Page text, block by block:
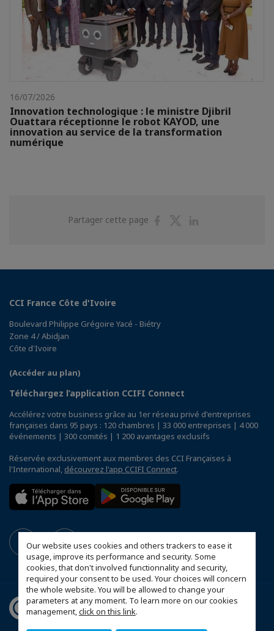
Our website uses cookies and others trackers to ease it
usage, improve its performance and security. Some
cookies, that don't involved functionnality and security,
required your consent to be used. Your choices will concern
the whole website. You will be allowed to change your
parameters at any moment. To learn more on our cookies
management,click on this link.
16/07/2026
Innovation technologique : le ministre Djibril
Ouattara réceptionne le robot KAYOD, une
innovation au service de la transformation
numérique
Partager cette page
PartagerPartager
CCI France Côte d'Ivoire
Boulevard Philippe Grégoire Yacé - Biétry
Zone 4 / Abidjan
Côte d'Ivoire
(Accéder au plan)
Téléchargez l’application CCIFI Connect
Accélérez votre business grâce au 1er réseau privé d'entreprises
françaises dans 95 pays : 120 chambres | 33 000 entreprises | 4 000
événements | 300 comités | 1 200 avantages exclusifs
Réservée exclusivement aux membres des CCI Françaises à
l'International, découvrez l'app CCIFI Connect.